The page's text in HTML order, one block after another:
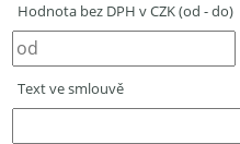
Hodnota bez DPH v CZK (od - do)
Text ve smlouvě